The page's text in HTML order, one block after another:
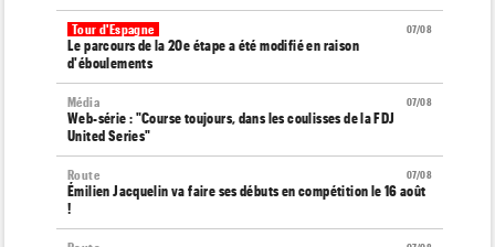
07/08
Tour d'Espagne
Le parcours de la 20e étape a été modifié en raison
d'éboulements
07/08
Média
Web-série : "Course toujours, dans les coulisses de la FDJ
United Series"
07/08
Route
Émilien Jacquelin va faire ses débuts en compétition le 16 août
!